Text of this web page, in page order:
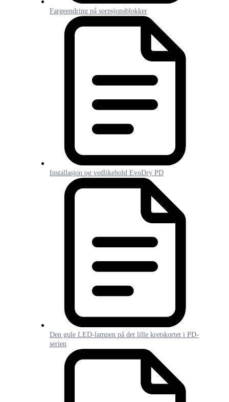
Fargeendring på sorpsjonsblokker
Installasjon og vedlikehold EvoDry PD
Den gule LED-lampen på det lille kretskortet i PD-
serien